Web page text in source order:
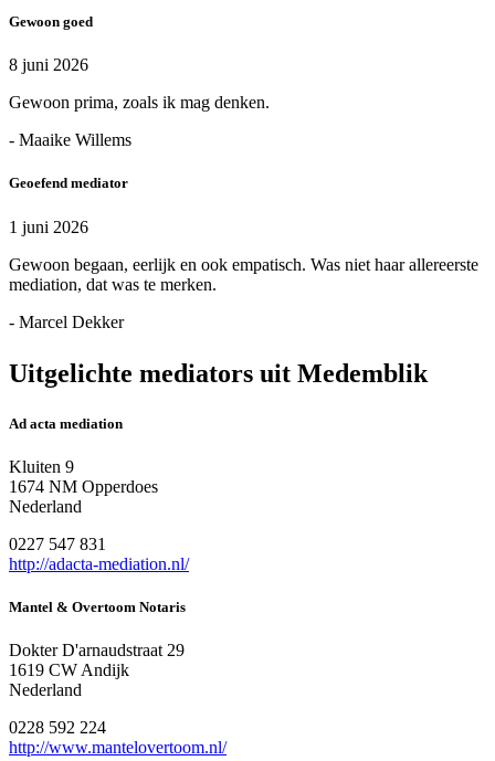
Gewoon goed
8 juni 2026
Gewoon prima, zoals ik mag denken.
- Maaike Willems
Geoefend mediator
1 juni 2026
Gewoon begaan, eerlijk en ook empatisch. Was niet haar allereerste
mediation, dat was te merken.
- Marcel Dekker
Uitgelichte mediators uit Medemblik
Ad acta mediation
Kluiten 9
1674 NM Opperdoes
Nederland
0227 547 831
http://adacta-mediation.nl/
Mantel & Overtoom Notaris
Dokter D'arnaudstraat 29
1619 CW Andijk
Nederland
0228 592 224
http://www.mantelovertoom.nl/